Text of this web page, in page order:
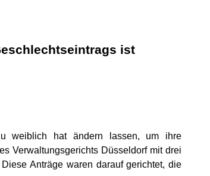
ist
weiblich hat ändern lassen, um ihre
Verwaltungsgerichts Düsseldorf mit drei
Anträge waren darauf gerichtet, die